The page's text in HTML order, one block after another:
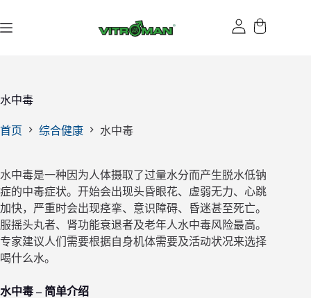
过
水中毒
首页 综合健康 水中毒
水中毒是一种因为人体摄取了过量水分而产生脱水低钠
症的中毒症状。开始会出现头昏眼花、虚弱无力、心跳
加快，严重时会出现痉挛、意识障碍、昏迷甚至死亡。
服摇头丸者、肾功能衰退者及老年人水中毒风险最高。
专家建议人们需要根据自身机体需要及活动状况来选择
喝什么水。
水中毒 – 简单介绍